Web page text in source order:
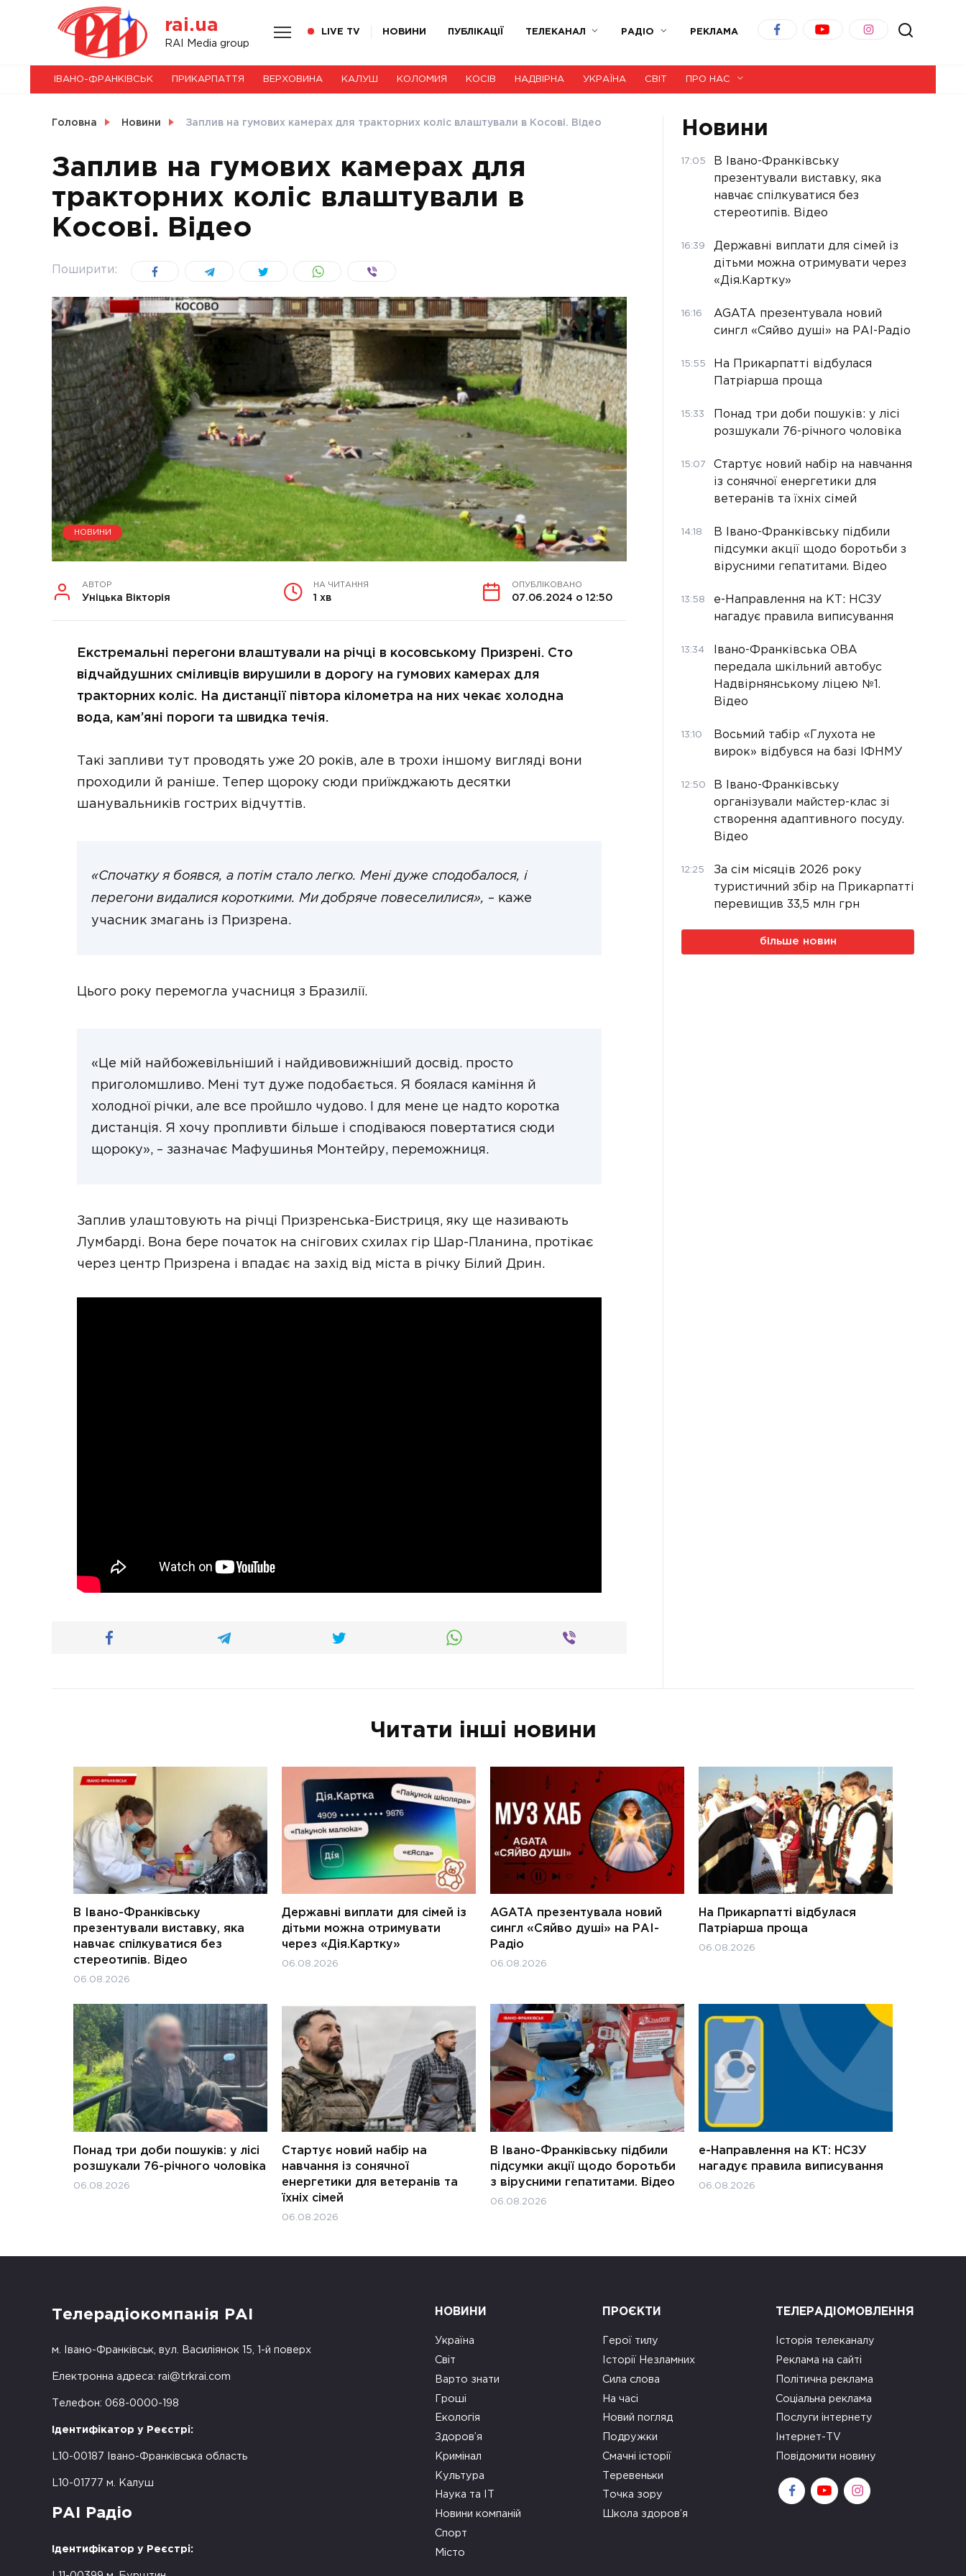
rai.ua
RAI Media group
LIVE TV НОВИНИ ПУБЛІКАЦІЇ ТЕЛЕКАНАЛ РАДІО РЕКЛАМА
НОВИНИ
СВІТ
УКРАЇНА
ІВАНО-ФРАНКІВСЬК ПРИКАРПАТТЯ ВЕРХОВИНА КАЛУШ КОЛОМИЯ КОСІВ НАДВІРНА УКРАЇНА СВІТ ПРО НАС
Головна Новини Заплив на гумових камерах для тракторних коліс влаштували в Косові. Відео
Заплив на гумових камерах для
тракторних коліс влаштували в
Косові. Відео
Поширити:
НОВИНИ
АВТОР
Уніцька Вікторія
НА ЧИТАННЯ
1 хв
ОПУБЛІКОВАНО
07.06.2024 о 12:50
Екстремальні перегони влаштували на річці в косовському Призрені. Сто
відчайдушних сміливців вирушили в дорогу на гумових камерах для
тракторних коліс. На дистанції півтора кілометра на них чекає холодна
вода, кам’яні пороги та швидка течія.
Такі запливи тут проводять уже 20 років, але в трохи іншому вигляді вони
проходили й раніше. Тепер щороку сюди приїжджають десятки
шанувальників гострих відчуттів.
«Спочатку я боявся, а потім стало легко. Мені дуже сподобалося, і
перегони видалися короткими. Ми добряче повеселилися», – каже
учасник змагань із Призрена.
Цього року перемогла учасниця з Бразилії.
«Це мій найбожевільніший і найдивовижніший досвід. просто
приголомшливо. Мені тут дуже подобається. Я боялася каміння й
холодної річки, але все пройшло чудово. І для мене це надто коротка
дистанція. Я хочу пропливти більше і сподіваюся повертатися сюди
щороку», – зазначає Мафушинья Монтейру, переможниця.
Заплив улаштовують на річці Призренська-Бистриця, яку ще називають
Лумбарді. Вона бере початок на снігових схилах гір Шар-Планина, протікає
через центр Призрена і впадає на захід від міста в річку Білий Дрин.
Новини
17:05
В Івано-Франківську
презентували виставку, яка
навчає спілкуватися без
стереотипів. Відео
16:39
Державні виплати для сімей із
дітьми можна отримувати через
«Дія.Картку»
16:16
AGATA презентувала новий
сингл «Сяйво душі» на РАІ-Радіо
15:55
На Прикарпатті відбулася
Патріарша проща
15:33
Понад три доби пошуків: у лісі
розшукали 76-річного чоловіка
15:07
Стартує новий набір на навчання
із сонячної енергетики для
ветеранів та їхніх сімей
14:18
В Івано-Франківську підбили
підсумки акції щодо боротьби з
вірусними гепатитами. Відео
13:58
е-Направлення на КТ: НСЗУ
нагадує правила виписування
13:34
Івано-Франківська ОВА
передала шкільний автобус
Надвірнянському ліцею №1.
Відео
13:10
Восьмий табір «Глухота не
вирок» відбувся на базі ІФНМУ
12:50
В Івано-Франківську
організували майстер-клас зі
створення адаптивного посуду.
Відео
12:25
За сім місяців 2026 року
туристичний збір на Прикарпатті
перевищив 33,5 млн грн
більше новин
Читати інші новини
В Івано-Франківську
презентували виставку, яка
навчає спілкуватися без
стереотипів. Відео
06.08.2026
Державні виплати для сімей із
дітьми можна отримувати
через «Дія.Картку»
06.08.2026
AGATA презентувала новий
сингл «Сяйво душі» на РАІ-
Радіо
06.08.2026
На Прикарпатті відбулася
Патріарша проща
06.08.2026
Понад три доби пошуків: у лісі
розшукали 76-річного чоловіка
06.08.2026
Стартує новий набір на
навчання із сонячної
енергетики для ветеранів та
їхніх сімей
06.08.2026
В Івано-Франківську підбили
підсумки акції щодо боротьби
з вірусними гепатитами. Відео
06.08.2026
е-Направлення на КТ: НСЗУ
нагадує правила виписування
06.08.2026
Телерадіокомпанія РАІ
м. Івано-Франківськ, вул. Василіянок 15, 1-й поверх
Електронна адреса: rai@trkrai.com
Телефон: 068-0000-198
Ідентифікатор у Реєстрі:
L10-00187 Івано-Франківська область
L10-01777 м. Калуш
РАІ Радіо
Ідентифікатор у Реєстрі:
НОВИНИ
Україна
Світ
Варто знати
Гроші
Екологія
Здоров’я
Кримінал
Культура
Наука та ІТ
Новини компаній
Спорт
Місто
ПРОЄКТИ
Герої тилу
Історії Незламних
Сила слова
На часі
Новий погляд
Подружки
Смачні історії
Теревеньки
Точка зору
Школа здоров’я
ТЕЛЕРАДІОМОВЛЕННЯ
Історія телеканалу
Реклама на сайті
Політична реклама
Соціальна реклама
Послуги інтернету
Інтернет-TV
Повідомити новину